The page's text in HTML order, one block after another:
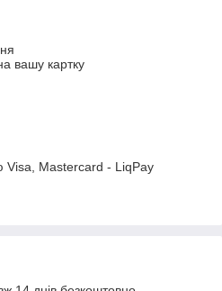
вашу картку
Visa, Mastercard - LiqPay